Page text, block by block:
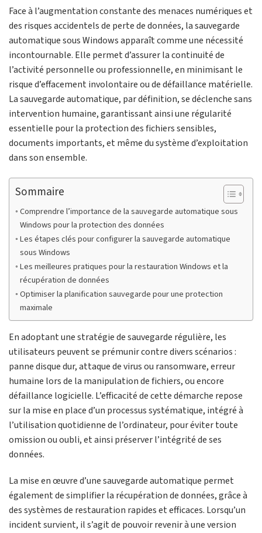
Face à l’augmentation constante des menaces numériques et
des risques accidentels de perte de données, la sauvegarde
automatique sous Windows apparaît comme une nécessité
incontournable. Elle permet d’assurer la continuité de
l’activité personnelle ou professionnelle, en minimisant le
risque d’effacement involontaire ou de défaillance matérielle.
La sauvegarde automatique, par définition, se déclenche sans
intervention humaine, garantissant ainsi une régularité
essentielle pour la protection des fichiers sensibles,
documents importants, et même du système d’exploitation
dans son ensemble.
Sommaire
Comprendre l’importance de la sauvegarde automatique sous
Windows pour la protection des données
Les étapes clés pour configurer la sauvegarde automatique
sous Windows
Les meilleures pratiques pour la restauration Windows et la
récupération de données
Optimiser la planification sauvegarde pour une protection
maximale
En adoptant une stratégie de sauvegarde régulière, les
utilisateurs peuvent se prémunir contre divers scénarios :
panne disque dur, attaque de virus ou ransomware, erreur
humaine lors de la manipulation de fichiers, ou encore
défaillance logicielle. L’efficacité de cette démarche repose
sur la mise en place d’un processus systématique, intégré à
l’utilisation quotidienne de l’ordinateur, pour éviter toute
omission ou oubli, et ainsi préserver l’intégrité de ses
données.
La mise en œuvre d’une sauvegarde automatique permet
également de simplifier la récupération de données, grâce à
des systèmes de restauration rapides et efficaces. Lorsqu’un
incident survient, il s’agit de pouvoir revenir à une version